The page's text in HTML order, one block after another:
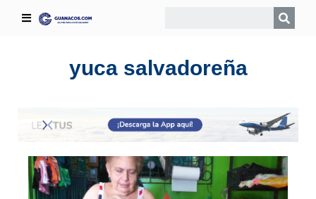
yuca salvadoreña